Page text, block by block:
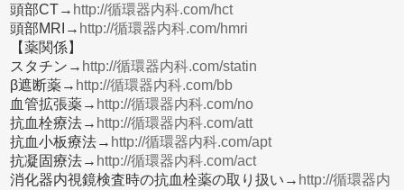
頭部CT→ http://循環器内科.com/hct
頭部MRI→ http://循環器内科.com/hmri
【薬関係】
スタチン→ http://循環器内科.com/statin
β遮断薬→ http://循環器内科.com/bb
血管拡張薬→ http://循環器内科.com/no
抗血栓療法→ http://循環器内科.com/att
抗血小板療法→ http://循環器内科.com/apt
抗凝固療法→ http://循環器内科.com/act
消化器内視鏡検査時の抗血栓薬の取り扱い→ http://循環器内